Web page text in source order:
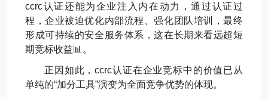
ccrc认证还能为企业注入内在动力，通过认证过
程，企业被迫优化内部流程、强化团队培训，最终
形成可持续的安全服务体系，这在长期来看远超短
期竞标收益 📊 。
正因如此，ccrc认证在企业竞标中的价值已从
单纯的“加分工具”演变为全面竞争优势的体现。